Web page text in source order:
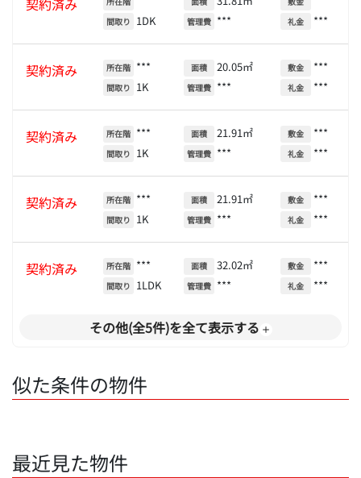
契約済み
間取り 1DK 管理費 *** 礼金 ***
契約済み 所在階 ***
間取り 1K
面積 20.05㎡
管理費 ***
敷金 ***
礼金 ***
契約済み 所在階 ***
間取り 1K
面積 21.91㎡
管理費 ***
敷金 ***
礼金 ***
契約済み 所在階 ***
間取り 1K
面積 21.91㎡
管理費 ***
敷金 ***
礼金 ***
契約済み 所在階 ***
間取り 1LDK
面積 32.02㎡
管理費 ***
敷金 ***
礼金 ***
その他(全5件)を全て表示する
似た条件の物件
最近見た物件